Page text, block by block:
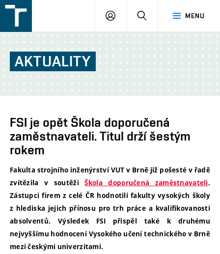
v
Brně
MENU
PŘIHLÁŠENÍ
AKTUALITY
FSI je opět Škola doporučená
zaměstnavateli. Titul drží šestým
rokem
Fakulta strojního inženýrství VUT v Brně již pošesté v řadě
zvítězila v soutěžiŠkola doporučená zaměstnavateli.
Zástupci firem z celé ČR hodnotili fakulty vysokých školy
z hlediska jejich přínosu pro trh práce a kvalifikovanosti
absolventů. Výsledek FSI přispěl také k druhému
nejvyššímu hodnocení Vysokého učení technického v Brně
mezi českými univerzitami.